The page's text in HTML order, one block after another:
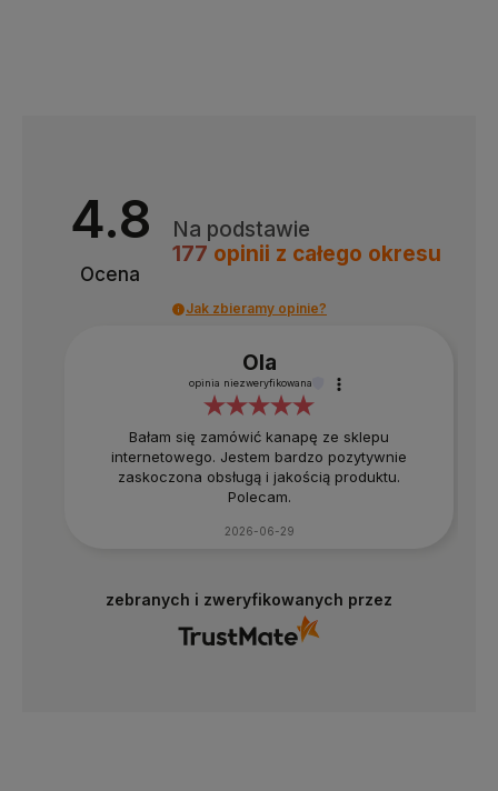
4.8
Ocena
Na podstawie
177 opinii z całego okresu
Jak zbieramy opinie?
Ola
opinia niezweryfikowana
Bałam się zamówić kanapę ze sklepu
internetowego. Jestem bardzo pozytywnie
zaskoczona obsługą i jakością produktu.
Polecam.
2026-06-29
zebranych i zweryfikowanych przez